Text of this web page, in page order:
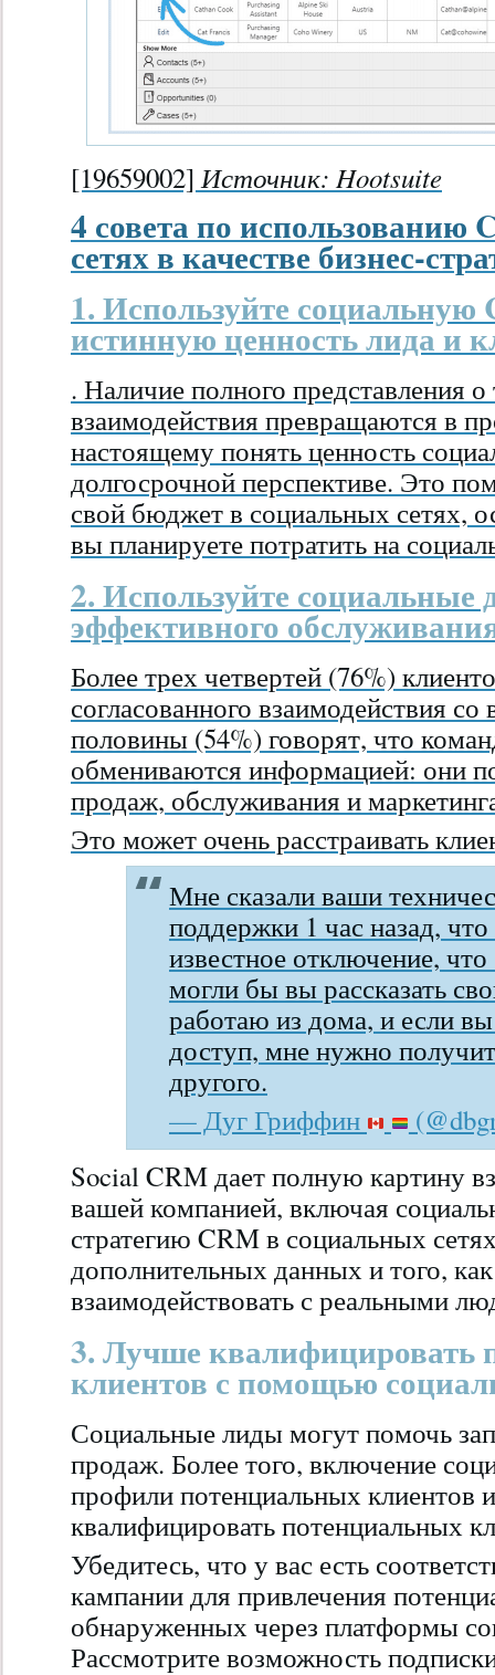
[19659002]Источник: Hootsuite
4 совета по использованию
сетях в качестве бизнес-
1. Используйте
истинную ценность лида и
. Наличие полного представления
взаимодействия превращаются в
настоящему понять ценность
долгосрочной перспективе. Это
свой бюджет в социальных сетях,
вы планируете потратить на
2. Используйте социальные
эффективного
Более трех четвертей (76%)
согласованного взаимодействия
половины (54%) говорят, что
обмениваются информацией: они
продаж, обслуживания и
Это может очень расстраивать
Мне сказали ваши
поддержки 1 час назад,
известное отключение,
могли бы вы рассказать
работаю из дома, и если
доступ, мне нужно
другого.
— Дуг Гриффин
Social CRM дает полную картину
вашей компанией, включая
стратегию CRM в социальных
дополнительных данных и того,
взаимодействовать с реальными
3. Лучше квалифицировать
клиентов с помощью
Социальные лиды могут помочь
продаж. Более того, включение
профили потенциальных клиентов
квалифицировать потенциальных
Убедитесь, что у вас есть
кампании для привлечения
обнаруженных через платформы
Рассмотрите возможность